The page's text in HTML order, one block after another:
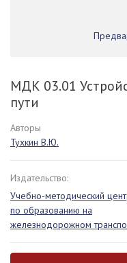
МДК 03.01
пути
Авторы
Тухкин В.Ю.
Издательство:
Учебно-методический
по образованию на
железнодорожном